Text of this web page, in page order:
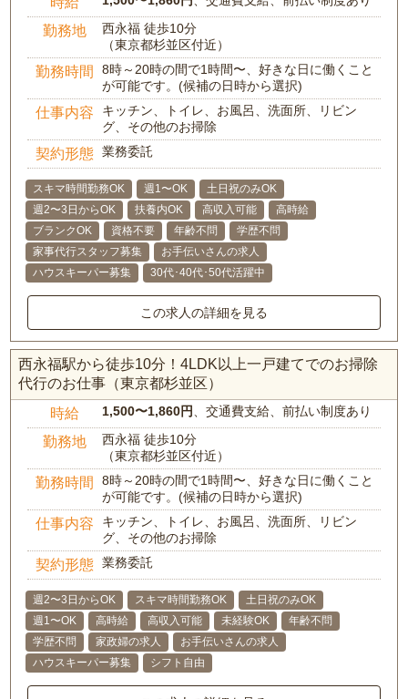
勤務地
西永福 徒歩10分
（東京都杉並区付近）
勤務時間
8時～20時の間で1時間〜、好きな日に働くこと
が可能です。(候補の日時から選択)
仕事内容
キッチン、トイレ、お風呂、洗面所、リビン
グ、その他のお掃除
契約形態 業務委託
スキマ時間勤務OK 週1〜OK
土日祝のみOK
週2〜3日からOK
扶養内OK 高収入可能
高時給
ブランクOK
資格不要 年齢不問
学歴不問
家事代行スタッフ募集
お手伝いさんの求人
ハウスキーパー募集
30代･40代･50代活躍中
この求人の詳細を見る
西永福駅から徒歩10分！4LDK以上一戸建てでのお掃除
代行のお仕事（東京都杉並区）
時給 1,500〜1,860円、交通費支給、前払い制度あり
勤務地
西永福 徒歩10分
（東京都杉並区付近）
勤務時間
8時～20時の間で1時間〜、好きな日に働くこと
が可能です。(候補の日時から選択)
仕事内容
キッチン、トイレ、お風呂、洗面所、リビン
グ、その他のお掃除
契約形態 業務委託
週2〜3日からOK スキマ時間勤務OK
土日祝のみOK
週1〜OK
高時給 高収入可能 未経験OK
年齢不問
学歴不問
家政婦の求人
お手伝いさんの求人
ハウスキーパー募集
シフト自由